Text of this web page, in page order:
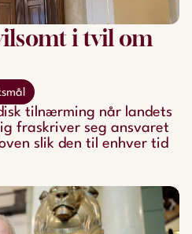
i tvil om
tilnærming når landets
fraskriver seg ansvaret
slik den til enhver tid